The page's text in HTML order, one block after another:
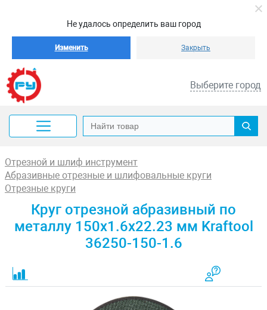
Не удалось определить ваш город
Изменить Закрыть
Выберите город
Отрезной и шлиф инструмент
Абразивные отрезные и шлифовальные круги
Отрезные круги
Круг отрезной абразивный по
металлу 150x1.6x22.23 мм Kraftool
36250-150-1.6